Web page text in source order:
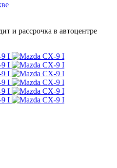
и рассрочка в автоцентре